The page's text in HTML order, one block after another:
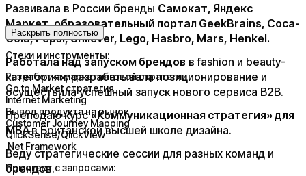
Развивала в России бренды Самокат, Яндекс
Маркет, образовательный портал GeekBrains, Coca-
Cola, Pepsi, Unilever, Lego, Hasbro, Mars, Henkel.
Работала над запуском брендов в fashion и beauty-
категориях; разрабатывала позиционирование и
осуществила успешный запуск нового сервиса B2B.
Преподаю курс«Коммуникационная стратегия» для
MBAв Британской высшей школе дизайна.
Веду стратегические сессии для разных команд и
брендов.
Раскрыть полностью
Стеки и инструменты:
Разработка маркетинговой стратегии
Go to Market стратегия
Internet Marketing
Вывод продукта на рынок
Customer Journey Mapping
QlickSense/QlickView
.Net Framework
Помогает с запросами: